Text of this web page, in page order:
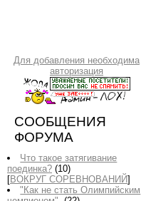
Для добавления необходима
авторизация
СООБЩЕНИЯ
ФОРУМА
Что такое затягивание
поединка? (10)
[ВОКРУГ СОРЕВНОВАНИЙ]
"Как не стать Олимпийским